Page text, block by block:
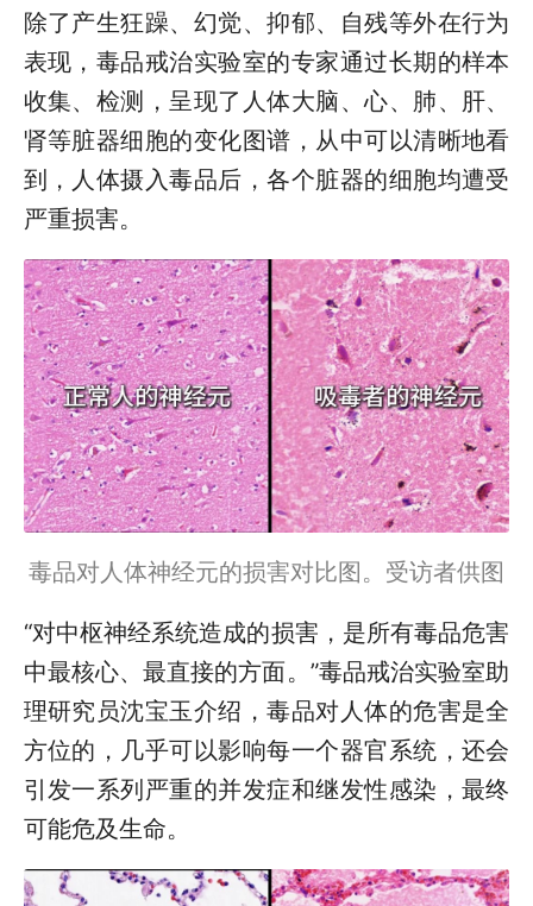
除了产生狂躁、幻觉、抑郁、自残等外在行为
表现，毒品戒治实验室的专家通过长期的样本
收集、检测，呈现了人体大脑、心、肺、肝、
肾等脏器细胞的变化图谱，从中可以清晰地看
到，人体摄入毒品后，各个脏器的细胞均遭受
严重损害。
毒品对人体神经元的损害对比图。受访者供图
“对中枢神经系统造成的损害，是所有毒品危害
中最核心、最直接的方面。”毒品戒治实验室助
理研究员沈宝玉介绍，毒品对人体的危害是全
方位的，几乎可以影响每一个器官系统，还会
引发一系列严重的并发症和继发性感染，最终
可能危及生命。